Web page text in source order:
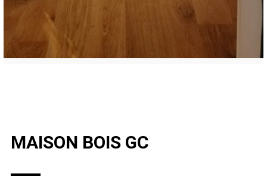
MAISON BOIS GC